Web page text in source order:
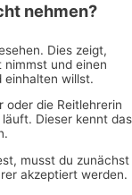
nehmen?
Dies zeigt,
nimmst und einen
einhalten willst.
oder die Reitlehrerin
Dieser kennt das
musst du zunächst
akzeptiert werden.